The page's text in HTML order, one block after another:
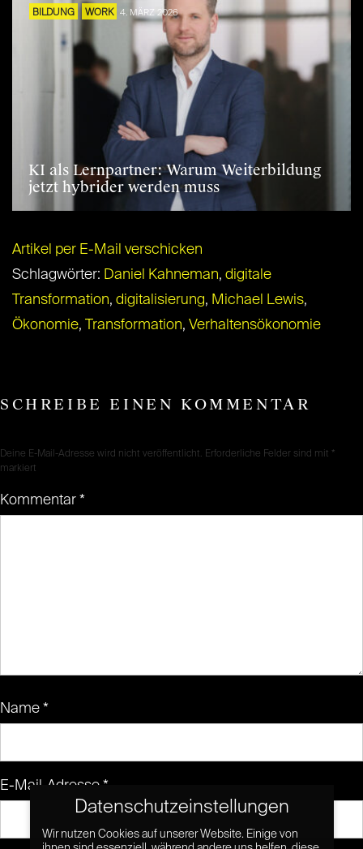
BILDUNG WORK 4. MÄRZ 2026
KI als Lernpartner: Warum Weiterbildung
jetzt hybrider werden muss
Artikel per E-Mail verschicken
Schlagwörter: Daniel Kahneman, digitale
Transformation, digitalisierung, Michael Lewis,
Ökonomie, Transformation, Verhaltensökonomie
SCHREIBE EINEN KOMMENTAR
Deine E-Mail-Adresse wird nicht veröffentlicht. Erforderliche Felder sind mit *
markiert
Kommentar *
Name *
E-Mail-Adresse *
Datenschutzeinstellungen
Wir nutzen Cookies auf unserer Website. Einige von